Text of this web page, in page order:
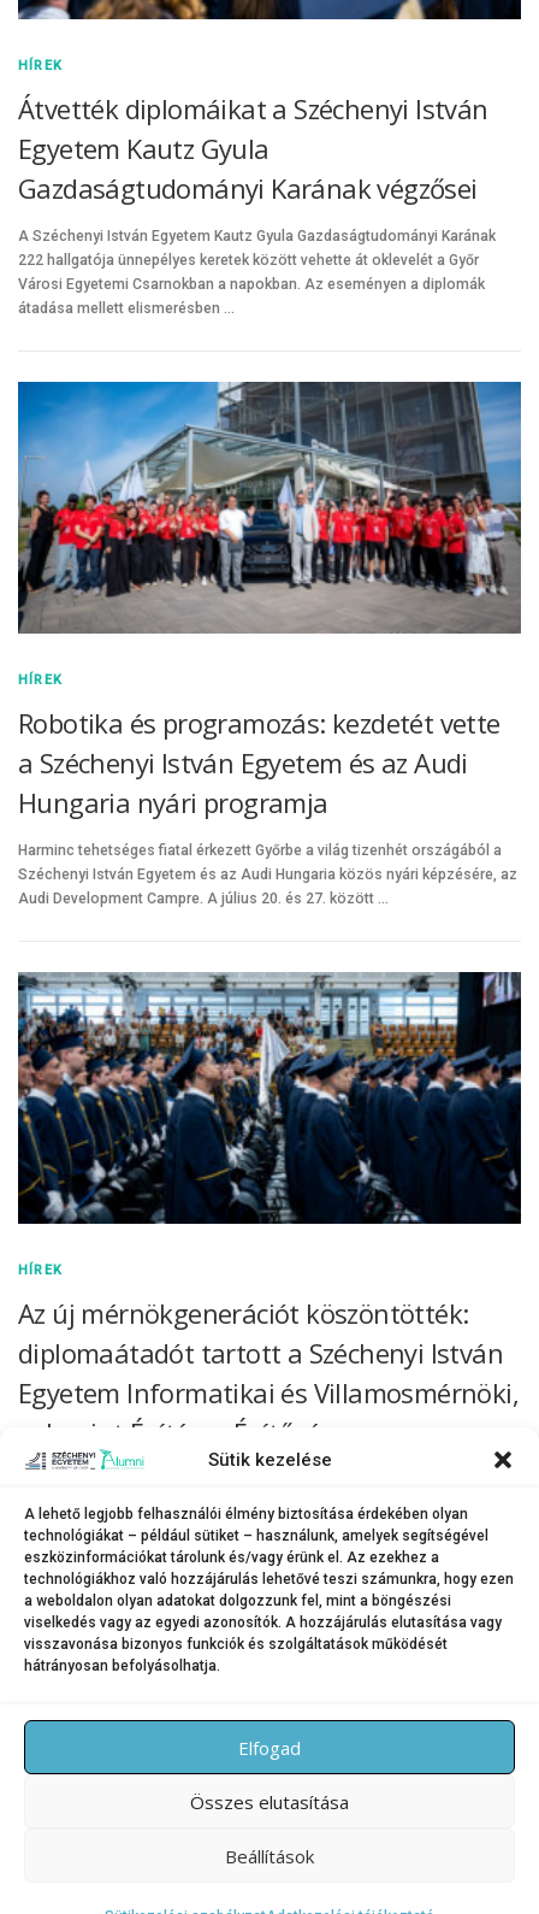
Sütik kezelése
A lehető legjobb felhasználói élmény biztosítása érdekében olyan
technológiákat – például sütiket – használunk, amelyek segítségével
eszközinformációkat tárolunk és/vagy érünk el. Az ezekhez a
technológiákhoz való hozzájárulás lehetővé teszi számunkra, hogy ezen
a weboldalon olyan adatokat dolgozzunk fel, mint a böngészési
viselkedés vagy az egyedi azonosítók. A hozzájárulás elutasítása vagy
visszavonása bizonyos funkciók és szolgáltatások működését
hátrányosan befolyásolhatja.
Elfogad
Összes elutasítása
Beállítások
HÍREK
Átvették diplomáikat a Széchenyi István
Egyetem Kautz Gyula
Gazdaságtudományi Karának végzősei
A Széchenyi István Egyetem Kautz Gyula Gazdaságtudományi Karának
222 hallgatója ünnepélyes keretek között vehette át oklevelét a Győr
Városi Egyetemi Csarnokban a napokban. Az eseményen a diplomák
átadása mellett elismerésben …
HÍREK
Robotika és programozás: kezdetét vette
a Széchenyi István Egyetem és az Audi
Hungaria nyári programja
Harminc tehetséges fiatal érkezett Győrbe a világ tizenhét országából a
Széchenyi István Egyetem és az Audi Hungaria közös nyári képzésére, az
Audi Development Campre. A július 20. és 27. között …
HÍREK
Az új mérnökgenerációt köszöntötték:
diplomaátadót tartott a Széchenyi István
Egyetem Informatikai és Villamosmérnöki,
valamint Építész-, Építő- és
Közlekedésmérnöki Kara
A Széchenyi István Egyetem Informatikai és Villamosmérnöki Karának
192, valamint Építész-, Építő- és Közlekedésmérnöki Karának 110
végzőse ünnepélyes keretek között vehette át oklevelét a napokban. Az
ünnepségeken a diplomák átadása …
B
g